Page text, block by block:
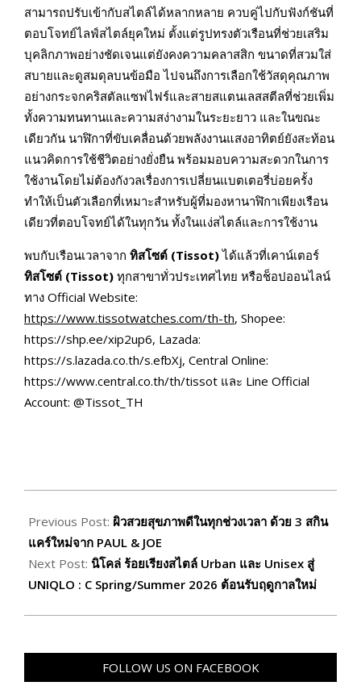
สามารถปรับเข้ากับสไตล์ได้หลากหลาย ควบคู่ไปกับฟังก์ชันที่
ตอบโจทย์ไลฟ์สไตล์ยุคใหม่ ตั้งแต่รูปทรงตัวเรือนที่ช่วยเสริม
บุคลิกภาพอย่างชัดเจนแต่ยังคงความคลาสสิก ขนาดที่สวมใส่
สบายและดูสมดุลบนข้อมือ ไปจนถึงการเลือกใช้วัสดุคุณภาพ
อย่างกระจกคริสตัลแซฟไฟร์และสายสแตนเลสสตีลที่ช่วยเพิ่ม
ทั้งความทนทานและความสง่างามในระยะยาว และในขณะ
เดียวกัน นาฬิกาที่ขับเคลื่อนด้วยพลังงานแสงอาทิตย์ยังสะท้อน
แนวคิดการใช้ชีวิตอย่างยั่งยืน พร้อมมอบความสะดวกในการ
ใช้งานโดยไม่ต้องกังวลเรื่องการเปลี่ยนแบตเตอรี่บ่อยครั้ง
ทำให้เป็นตัวเลือกที่เหมาะสำหรับผู้ที่มองหานาฬิกาเพียงเรือน
เดียวที่ตอบโจทย์ได้ในทุกวัน ทั้งในแง่สไตล์และการใช้งาน
พบกับเรือนเวลาจาก ทิสโซต์ (Tissot)ได้แล้วที่เคาน์เตอร์
ทิสโซต์ (Tissot) ทุกสาขาทั่วประเทศไทย หรือช็อปออนไลน์
ทาง Official Website:
https://www.tissotwatches.com/th-th, Shopee:
https://shp.ee/xip2up6, Lazada:
https://s.lazada.co.th/s.efbXj, Central Online:
https://www.central.co.th/th/tissot และ Line Official
Account: @Tissot_TH
01-
23
Previous Post: ผิวสวยสุขภาพดีในทุกช่วงเวลา ด้วย 3 สกิน
แคร์ใหม่จาก PAUL & JOE
Next Post: นิโคล่ ร้อยเรียงสไตล์ Urban และ Unisex สู่
UNIQLO : C Spring/Summer 2026 ต้อนรับฤดูกาลใหม่
FOLLOW US ON FACEBOOK